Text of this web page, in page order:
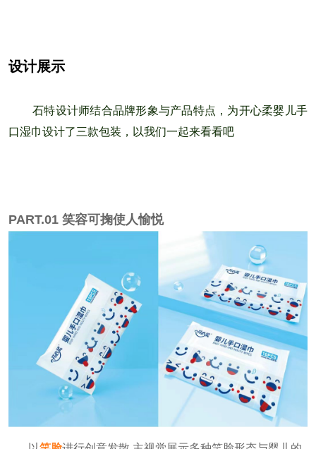
设计展示
石特设计师结合品牌形象与产品特点， 为开心柔婴儿手
口湿巾设计了三款包装，以我们一起来看看吧
PART.01 笑容可掬使人愉悦